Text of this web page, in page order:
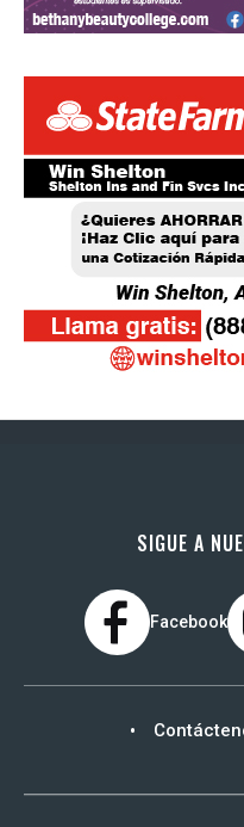
SIGUE A
Facebook